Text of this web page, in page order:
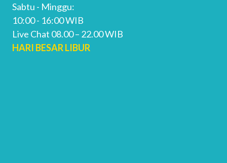
Sabtu - Minggu:
10:00 - 16:00 WIB
Live Chat 08.00 – 22.00 WIB
HARI BESAR LIBUR